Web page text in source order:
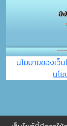
นโยบายของเว็
นโ